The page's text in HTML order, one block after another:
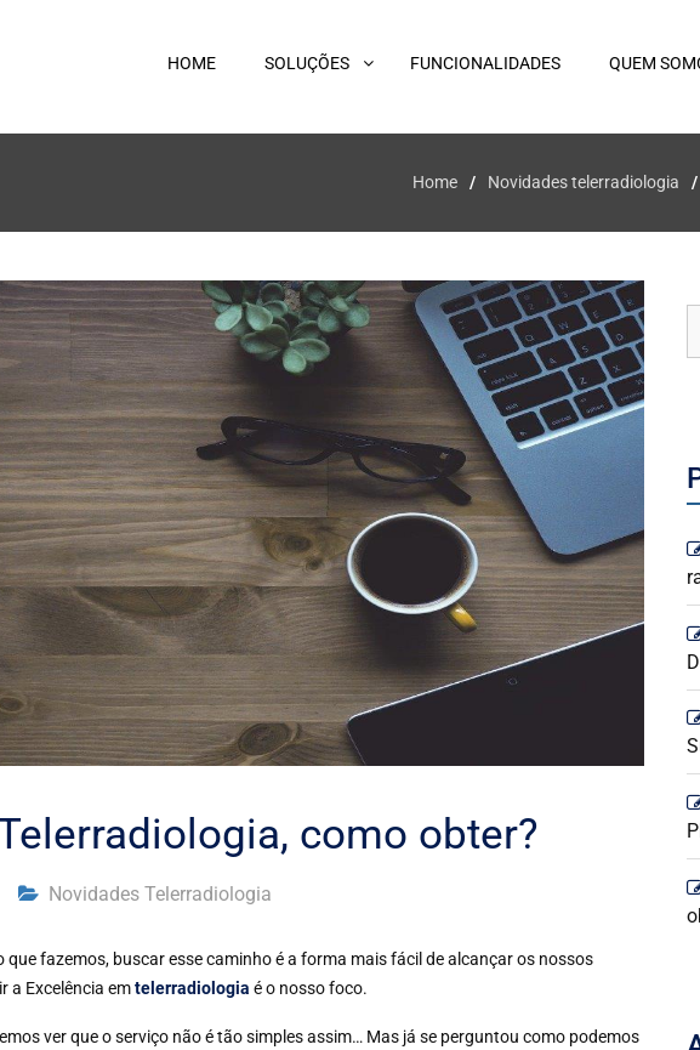
HOME SOLUÇÕES FUNCIONALIDADES QUEM
Home Novidades telerradiologia
como obter?
Novidades Telerradiologia
fazemos, buscar esse caminho é a forma mais fácil de alcançar os nossos
a Excelência emtelerradiologia é o nosso foco.
ver que o serviço não é tão simples assim… Mas já se perguntou como podemos